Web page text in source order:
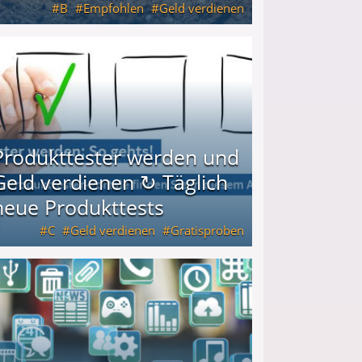
B Empfohlen Geld verdienen
werden und
verdienen ↻ Täglich
Produkttests
C Geld verdienen Gratisproben
neue Produkttests